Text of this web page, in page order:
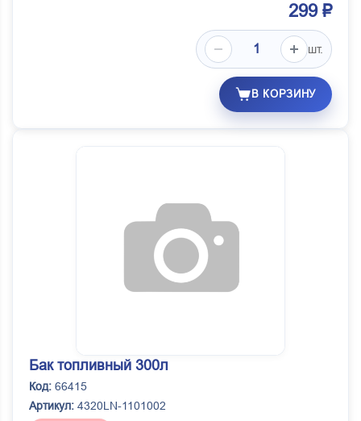
299 ₽
шт.
В КОРЗИНУ
Бак топливный 300л
Код: 66415
Артикул: 4320LN-1101002